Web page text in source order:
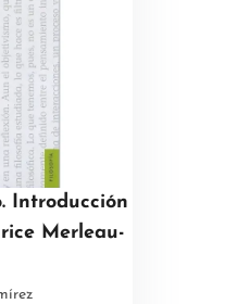
Introducción
Merleau-